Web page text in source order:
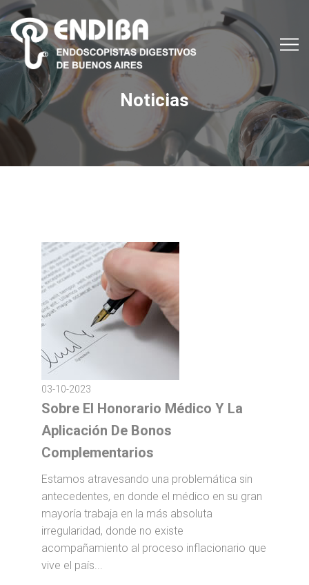
Noticias
03-10-2023
Sobre El Honorario Médico Y La
Aplicación De Bonos
Complementarios
Estamos atravesando una problemática sin
antecedentes, en donde el médico en su gran
mayoría trabaja en la más absoluta
irregularidad, donde no existe
acompañamiento al proceso inflacionario que
vive el país...